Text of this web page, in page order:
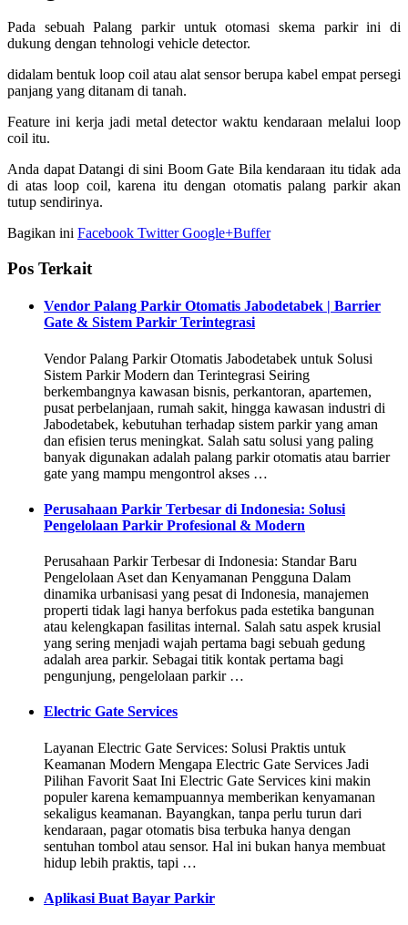
Pada sebuah Palang parkir untuk otomasi skema parkir ini di
dukung dengan tehnologi vehicle detector.
didalam bentuk loop coil atau alat sensor berupa kabel empat persegi
panjang yang ditanam di tanah.
Feature ini kerja jadi metal detector waktu kendaraan melalui loop
coil itu.
Anda dapat Datangi di sini Boom Gate Bila kendaraan itu tidak ada
di atas loop coil, karena itu dengan otomatis palang parkir akan
tutup sendirinya.
Bagikan ini Facebook TwitterGoogle+Buffer
Pos Terkait
Vendor Palang Parkir Otomatis Jabodetabek | Barrier
Gate & Sistem Parkir Terintegrasi
Vendor Palang Parkir Otomatis Jabodetabek untuk Solusi
Sistem Parkir Modern dan Terintegrasi Seiring
berkembangnya kawasan bisnis, perkantoran, apartemen,
pusat perbelanjaan, rumah sakit, hingga kawasan industri di
Jabodetabek, kebutuhan terhadap sistem parkir yang aman
dan efisien terus meningkat. Salah satu solusi yang paling
banyak digunakan adalah palang parkir otomatis atau barrier
gate yang mampu mengontrol akses …
Perusahaan Parkir Terbesar di Indonesia: Solusi
Pengelolaan Parkir Profesional & Modern
Perusahaan Parkir Terbesar di Indonesia: Standar Baru
Pengelolaan Aset dan Kenyamanan Pengguna Dalam
dinamika urbanisasi yang pesat di Indonesia, manajemen
properti tidak lagi hanya berfokus pada estetika bangunan
atau kelengkapan fasilitas internal. Salah satu aspek krusial
yang sering menjadi wajah pertama bagi sebuah gedung
adalah area parkir. Sebagai titik kontak pertama bagi
pengunjung, pengelolaan parkir …
Electric Gate Services
Layanan Electric Gate Services: Solusi Praktis untuk
Keamanan Modern Mengapa Electric Gate Services Jadi
Pilihan Favorit Saat Ini Electric Gate Services kini makin
populer karena kemampuannya memberikan kenyamanan
sekaligus keamanan. Bayangkan, tanpa perlu turun dari
kendaraan, pagar otomatis bisa terbuka hanya dengan
sentuhan tombol atau sensor. Hal ini bukan hanya membuat
hidup lebih praktis, tapi …
Aplikasi Buat Bayar Parkir